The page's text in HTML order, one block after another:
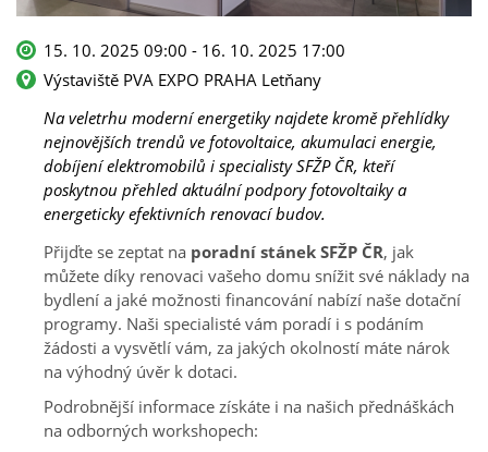
15. 10. 2025 09:00 - 16. 10. 2025 17:00
Výstaviště PVA EXPO PRAHA Letňany
Na veletrhu moderní energetiky najdete kromě přehlídky
nejnovějších trendů ve fotovoltaice, akumulaci energie,
dobíjení elektromobilů i specialisty SFŽP ČR, kteří
poskytnou přehled aktuální podpory fotovoltaiky a
energeticky efektivních renovací budov.
Přijďte se zeptat na poradní stánek SFŽP ČR, jak
můžete díky renovaci vašeho domu snížit své náklady na
bydlení a jaké možnosti financování nabízí naše dotační
programy. Naši specialisté vám poradí i s podáním
žádosti a vysvětlí vám, za jakých okolností máte nárok
na výhodný úvěr k dotaci.
Podrobnější informace získáte i na našich přednáškách
na odborných workshopech: